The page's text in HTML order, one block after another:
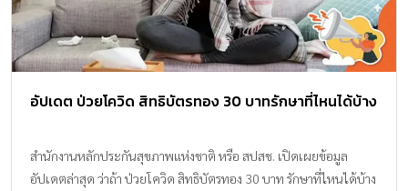
อัปเดต ป่วยโควิด สิทธิบัตรทอง 30 บาทรักษาที่ไหนได้บ้าง
สำนักงานหลักประกันสุขภาพแห่งชาติ หรือ สปสช. เปิดเผยข้อมูล
อัปเดตล่าสุด ว่าถ้า ป่วยโควิด สิทธิบัตรทอง 30 บาท รักษาที่ไหนได้บ้าง